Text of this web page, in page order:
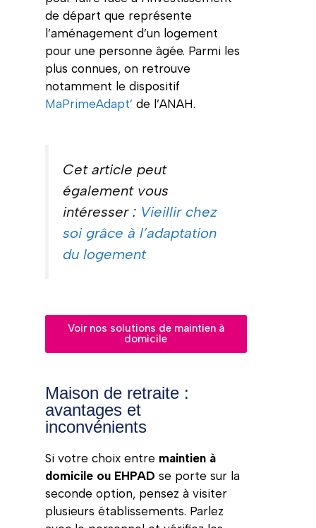
de départ que représente
l’aménagement d’un logement
pour une personne âgée. Parmi les
plus connues, on retrouve
notamment le dispositif
MaPrimeAdapt’ de l’ANAH.
Cet article peut
également vous
intéresser : Vieillir chez
soi grâce à l’adaptation
du logement
Voir nos solutions de maintien à
domicile
Maison de retraite :
avantages et
inconvénients
Si votre choix entre maintien à
domicile ou EHPAD se porte sur la
seconde option, pensez à visiter
plusieurs établissements. Parlez